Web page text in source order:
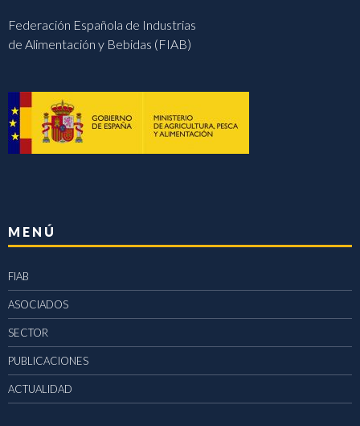
Federación Española de Industrias
de Alimentación y Bebidas (FIAB)
MENÚ
FIAB
ASOCIADOS
SECTOR
PUBLICACIONES
ACTUALIDAD